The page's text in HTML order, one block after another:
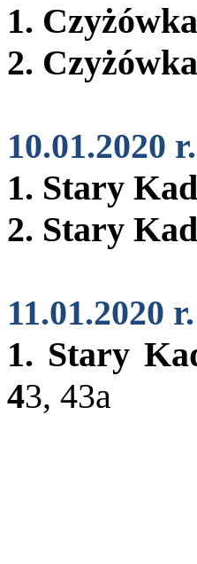
1.
2.
10.01.2020
1. Stary
2. Stary
11.01.2020
1. Stary
43, 43a